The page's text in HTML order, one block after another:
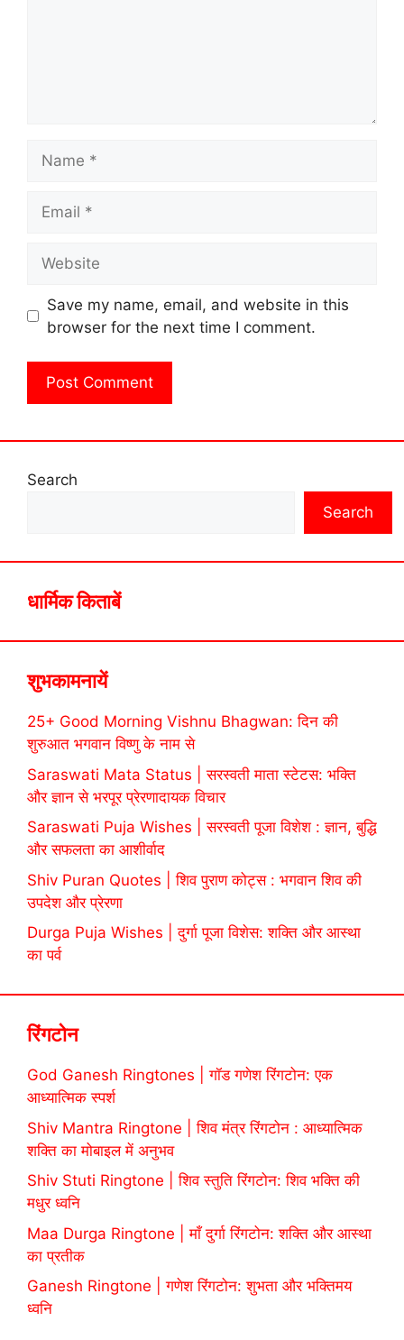
Save my name, email, and website in this
browser for the next time I comment.
Search
Search
धार्मिक किताबें
शुभकामनायें
25+ Good Morning Vishnu Bhagwan: दिन की
शुरुआत भगवान विष्णु के नाम से
Saraswati Mata Status | सरस्वती माता स्टेटस: भक्ति
और ज्ञान से भरपूर प्रेरणादायक विचार
Saraswati Puja Wishes | सरस्वती पूजा विशेश : ज्ञान, बुद्धि
और सफलता का आशीर्वाद
Shiv Puran Quotes | शिव पुराण कोट्स : भगवान शिव की
उपदेश और प्रेरणा
Durga Puja Wishes | दुर्गा पूजा विशेस: शक्ति और आस्था
का पर्व
रिंगटोन
God Ganesh Ringtones | गॉड गणेश रिंगटोन: एक
आध्यात्मिक स्पर्श
Shiv Mantra Ringtone | शिव मंत्र रिंगटोन : आध्यात्मिक
शक्ति का मोबाइल में अनुभव
Shiv Stuti Ringtone | शिव स्तुति रिंगटोन: शिव भक्ति की
मधुर ध्वनि
Maa Durga Ringtone | माँ दुर्गा रिंगटोन: शक्ति और आस्था
का प्रतीक
Ganesh Ringtone | गणेश रिंगटोन: शुभता और भक्तिमय
ध्वनि